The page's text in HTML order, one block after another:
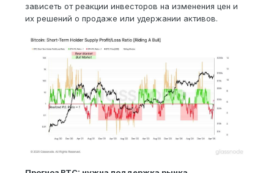
зависеть от реакции инвесторов на изменения цен и
их решений о продаже или удержании активов.